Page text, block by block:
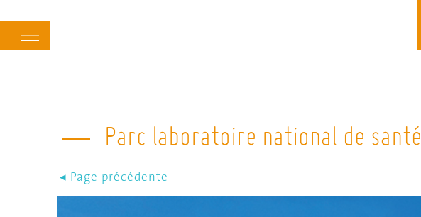
Main
navigation
Parc laboratoire national de santé